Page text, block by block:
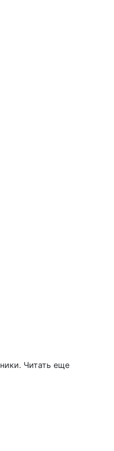
Читать еще